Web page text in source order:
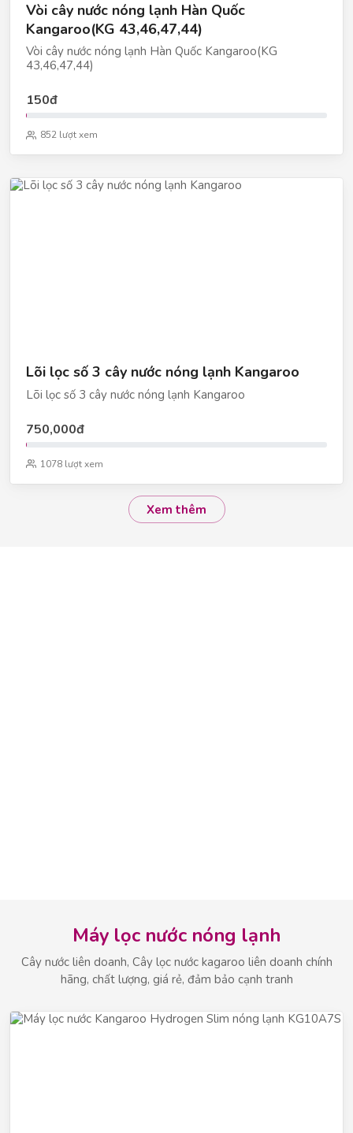
Vòi cây nước nóng lạnh Hàn Quốc
Kangaroo(KG 43,46,47,44)
Vòi cây nước nóng lạnh Hàn Quốc Kangaroo(KG
43,46,47,44)
150đ
852 lượt xem
Lõi lọc số 3 cây nước nóng lạnh Kangaroo
Lõi lọc số 3 cây nước nóng lạnh Kangaroo
750,000đ
1078 lượt xem
Xem thêm
Máy lọc nước nóng lạnh
Cây nước liên doanh, Cây lọc nước kagaroo liên doanh chính
hãng, chất lượng, giá rẻ, đảm bảo cạnh tranh